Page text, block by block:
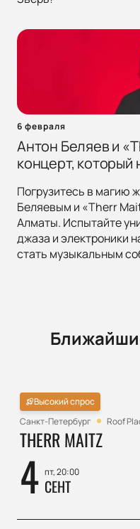
6 февраля
Антон Беляев и
концерт, который
Погрузитесь в магию
Беляевым и «Therr
Алматы. Испытайте
джаза и электроники
стать музыкальным
Высокий спрос
Санкт-Петербург
Roof
THERR MAITZ
4 пт, 20:00
СЕНТ